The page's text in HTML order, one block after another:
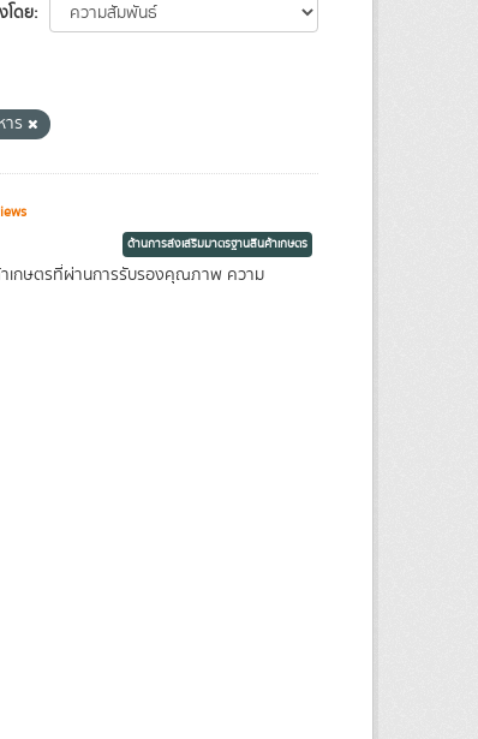
โดย
าร
ด้านการส่งเสริมมาตรฐานสินค้าเกษตร
าเกษตรที่ผ่านการรับรองคุณภาพ ความ